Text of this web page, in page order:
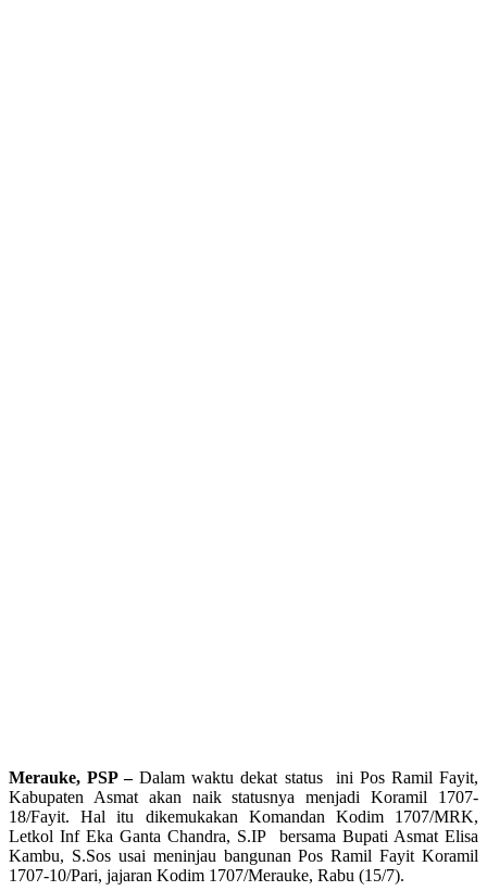
Merauke, PSP –Dalam waktu dekat status ini Pos Ramil Fayit,
Kabupaten Asmat akan naik statusnya menjadi Koramil 1707-
18/Fayit. Hal itu dikemukakan Komandan Kodim 1707/MRK,
Letkol Inf Eka Ganta Chandra, S.IP bersama Bupati Asmat Elisa
Kambu, S.Sos usai meninjau bangunan Pos Ramil Fayit Koramil
1707-10/Pari, jajaran Kodim 1707/Merauke, Rabu (15/7).